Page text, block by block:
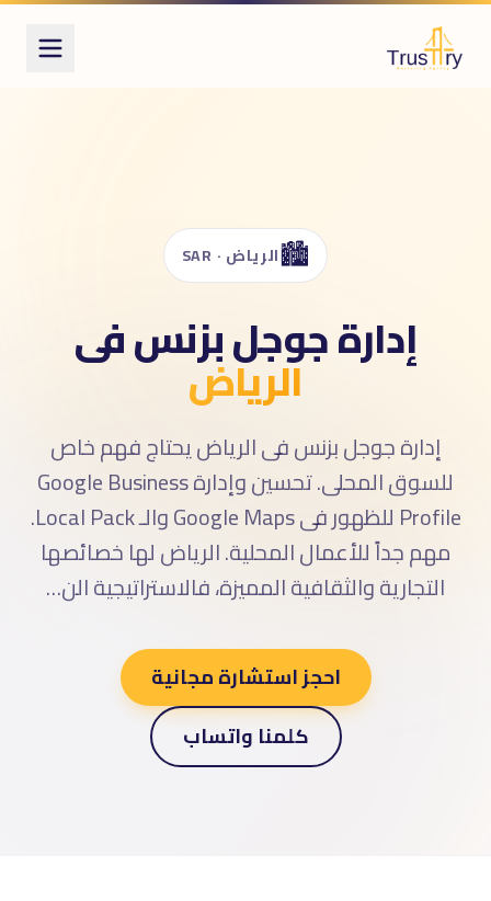
🏙️الرياض · SAR
إدارة جوجل بزنس فى
الرياض
إدارة جوجل بزنس فى الرياض يحتاج فهم خاص
للسوق المحلى. تحسين وإدارة Google Business
Profile للظهور فى Google Maps والـ Local Pack.
مهم جداً للأعمال المحلية. الرياض لها خصائصها
التجارية والثقافية المميزة، فالاستراتيجية الن…
احجز استشارة مجانية
كلمنا واتساب